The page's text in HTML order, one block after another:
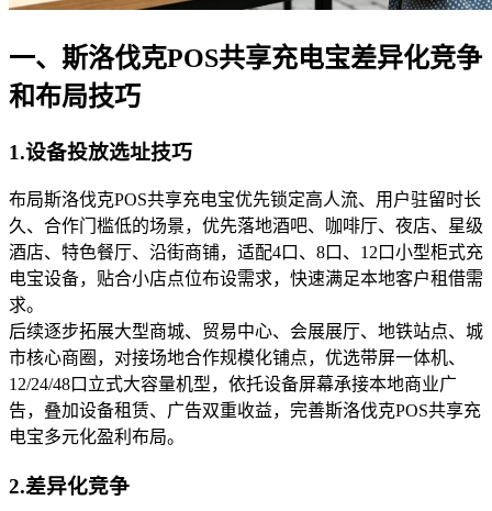
一、斯洛伐克POS共享充电宝差异化竞争
和布局技巧
1.设备投放选址技巧
布局斯洛伐克POS共享充电宝优先锁定高人流、用户驻留时长
久、合作门槛低的场景，优先落地酒吧、咖啡厅、夜店、星级
酒店、特色餐厅、沿街商铺，适配4口、8口、12口小型柜式充
电宝设备，贴合小店点位布设需求，快速满足本地客户租借需
求。
后续逐步拓展大型商城、贸易中心、会展展厅、地铁站点、城
市核心商圈，对接场地合作规模化铺点，优选带屏一体机、
12/24/48口立式大容量机型，依托设备屏幕承接本地商业广
告，叠加设备租赁、广告双重收益，完善斯洛伐克POS共享充
电宝多元化盈利布局。
2.差异化竞争